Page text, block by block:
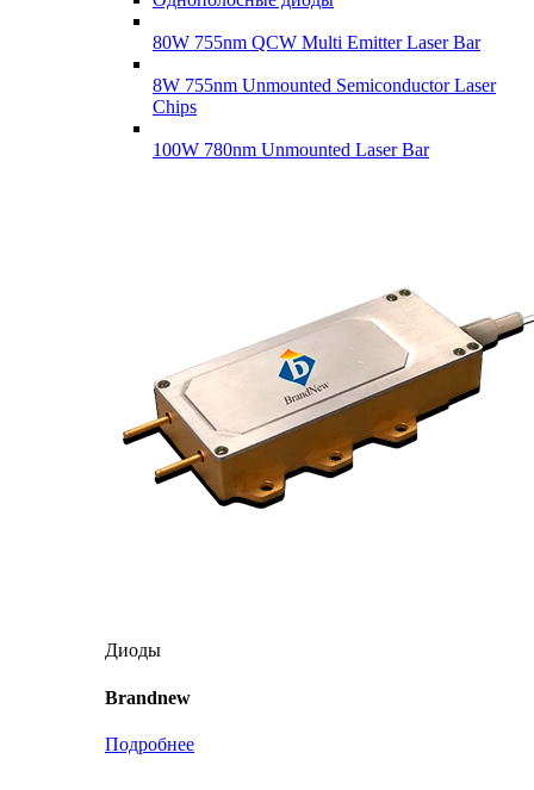
80W 755nm QCW Multi Emitter Laser Bar
8W 755nm Unmounted Semiconductor Laser
Chips
100W 780nm Unmounted Laser Bar
Диоды
Brandnew
Подробнее